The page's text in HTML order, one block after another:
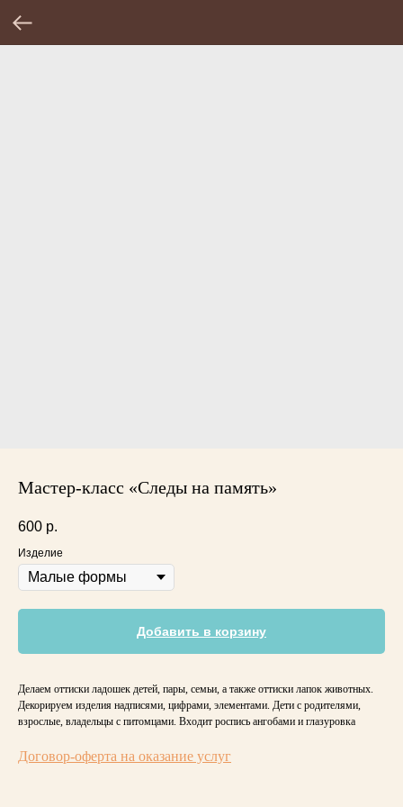
Мастер-класс «Следы на память»
600 р.
Изделие
Добавить в корзину
Делаем оттиски ладошек детей, пары, семьи, а также оттиски лапок животных.
Декорируем изделия надписями, цифрами, элементами. Дети с родителями,
взрослые, владельцы с питомцами. Входит роспись ангобами и глазуровка
Договор-оферта на оказание услуг